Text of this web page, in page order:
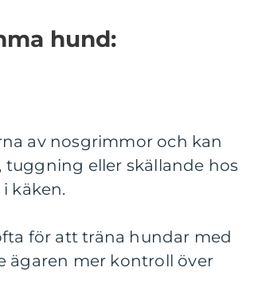
hund:
av nosgrimmor och kan
eller skällande hos
käken.
för att träna hundar med
ägaren mer kontroll över